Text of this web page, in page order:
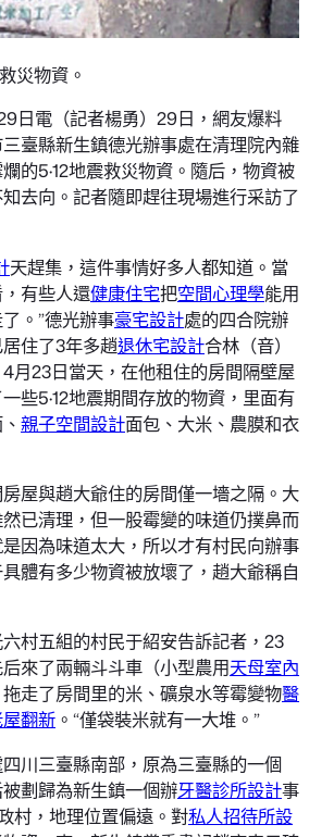
災物資。
日電（記者楊勇）29日，網友爆料
臺縣新生鎮德光辦事處在清理院內雜
的5·12地震救災物資。隨后，物資被
去向。記者隨即趕往現場進行采訪了
天趕集，這件事情好多人都知道。當
有些人還健康住宅把空間心理學能用
。”德光辦事豪宅設計處的四合院辦
住了3年多趙退休宅設計合林（音）
月23日當天，在他租住的房間隔壁屋
些5·12地震期間存放的物資，里面有
親子空間設計面包、大米、農膜和衣
屋與趙大爺住的房間僅一墻之隔。大
已清理，但一股霉變的味道仍撲鼻而
因為味道太大，所以才有村民向辦事
體有多少物資被放壞了，趙大爺稱自
村五組的村民于紹安告訴記者，23
來了兩輛斗斗車（小型農用天母室內
走了房間里的米、礦泉水等霉變物醫
翻新 。“僅袋裝米就有一大堆。”
川三臺縣南部，原為三臺縣的一個
劃歸為新生鎮一個辦牙醫診所設計事
村，地理位置偏遠。對私人招待所設